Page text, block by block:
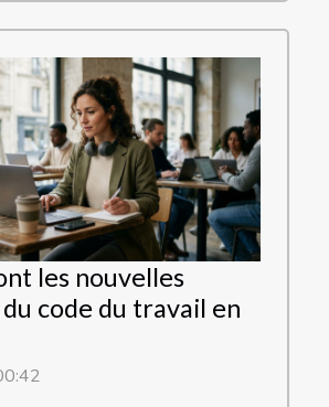
les nouvelles
code du travail en